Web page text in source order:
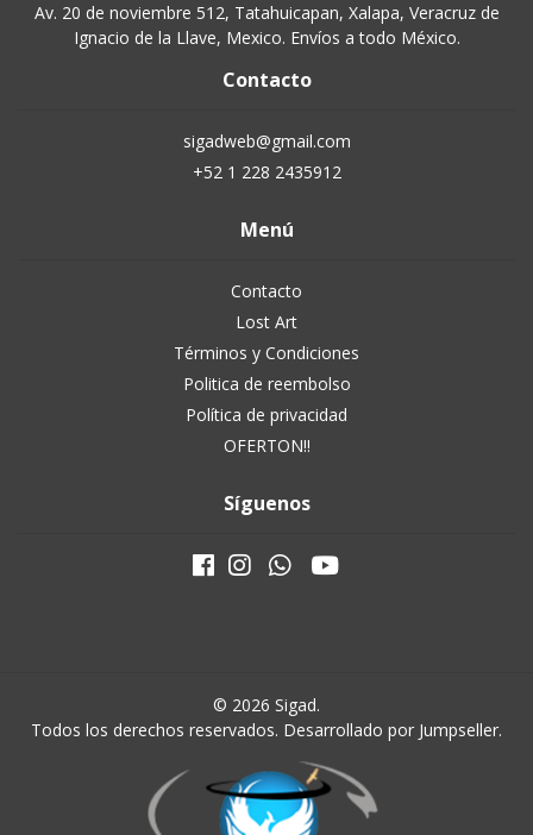
Av. 20 de noviembre 512, Tatahuicapan, Xalapa, Veracruz de
Ignacio de la Llave, Mexico. Envíos a todo México.
Contacto
sigadweb@gmail.com
+52 1 228 2435912
Menú
Contacto
Lost Art
Términos y Condiciones
Politica de reembolso
Política de privacidad
OFERTON!!
Síguenos
© 2026 Sigad.
Todos los derechos reservados. Desarrollado por Jumpseller.